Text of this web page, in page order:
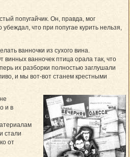
попугайчик. Он, правда, мог
что при попугае курить нельзя,
ванночки из сухого вина.
винных ванночек птица орала так, что
их разборки полностью заглушали
и мы вот-вот станем крестными
и в
стали
от